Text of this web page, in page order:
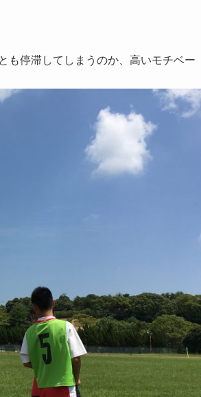
も停滞してしまうのか、高いモチベー